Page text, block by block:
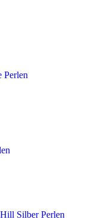
Perlen
Silber Perlen